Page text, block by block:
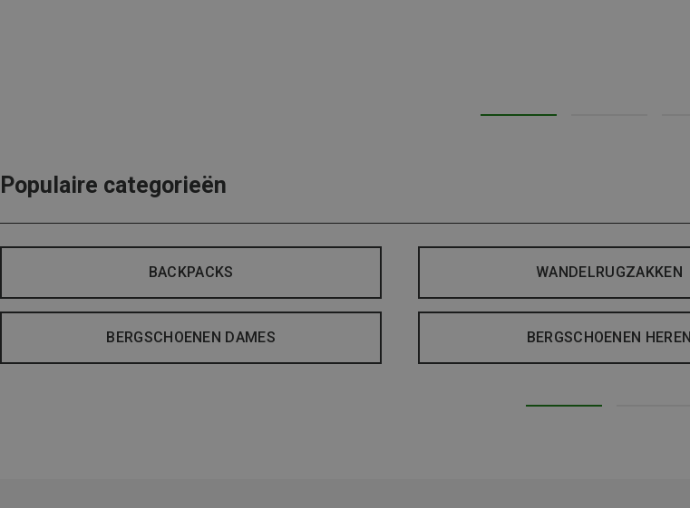
Populaire categorieën
BACKPACKS WANDELRUGZAKKEN
BERGSCHOENEN DAMES BERGSCHOENEN HEREN